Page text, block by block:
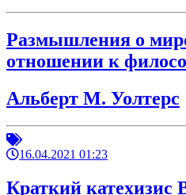
Размышления о
отношении к
Альберт М. Уолтерс
16.04.2021 01:23
Краткий катехизис